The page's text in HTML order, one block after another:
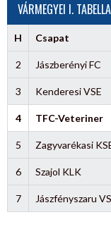
VÁRMEGYEI I. TABELLA
H Csapat
2 Jászberényi FC
3 Kenderesi VSE
4 TFC-Veteriner
5 Zagyvarékasi
6 Szajol KLK
7 Jászfényszaru